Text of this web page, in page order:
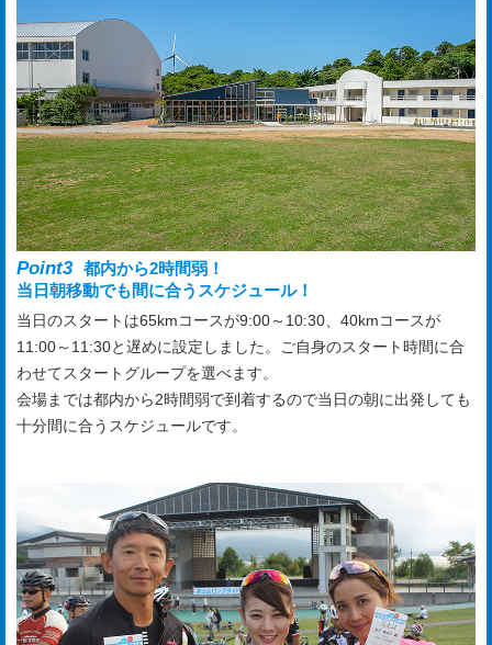
Point3 都内から2時間弱！
当日朝移動でも間に合うスケジュール！
当日のスタートは65kmコースが9:00～10:30、40kmコースが
11:00～11:30と遅めに設定しました。ご自身のスタート時間に合
わせてスタートグループを選べます。
会場までは都内から2時間弱で到着するので当日の朝に出発しても
十分間に合うスケジュールです。